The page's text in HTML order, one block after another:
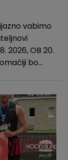
vabimo
2026, OB 20.
bo...